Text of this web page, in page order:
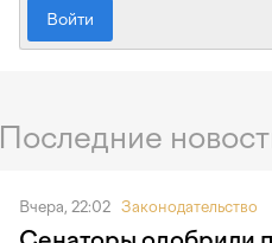
Войти
Последние
Вчера, 22:02 Законодательство